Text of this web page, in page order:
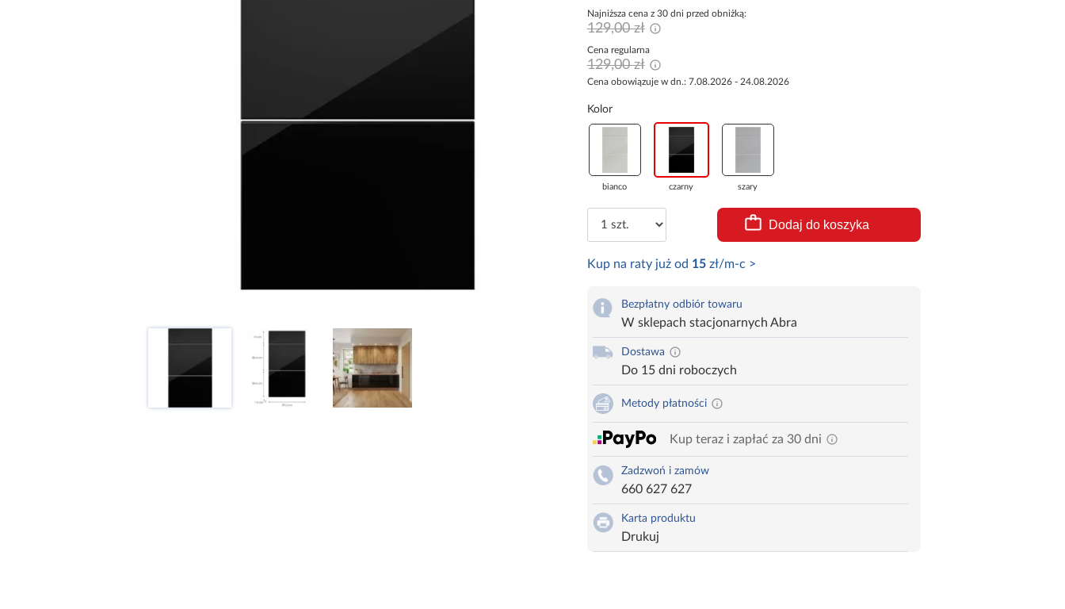
Najniższa cena z 30 dni przed obniżką:
129,00 zł
Cena regularna
129,00 zł
Cena obowiązuje w dn.: 7.08.2026 - 24.08.2026
Kolor
bianco czarny szary
Dodaj do koszyka
Kup na raty już od 15zł/m-c >
Bezpłatny odbiór towaru
W sklepach stacjonarnych Abra
Dostawa
Do 15 dni roboczych
Metody płatności
Kup teraz i zapłać za 30 dni
Zadzwoń i zamów
660 627 627
Karta produktu
Drukuj